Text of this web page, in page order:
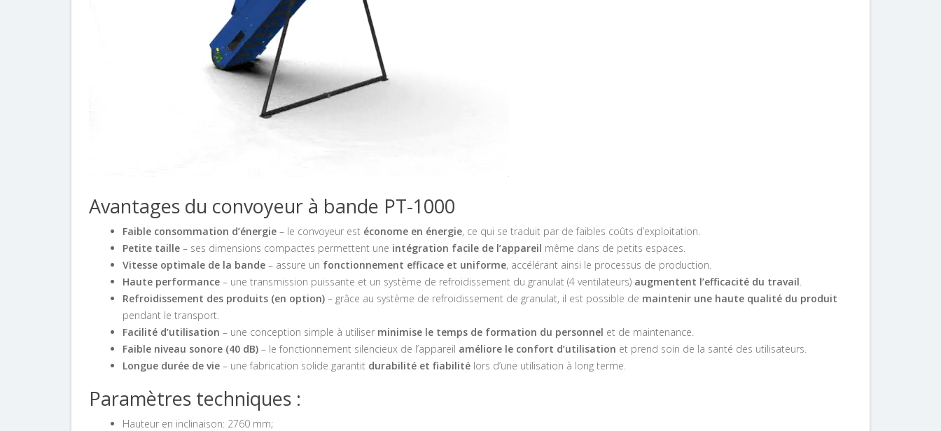
Avantages du convoyeur à bande PT-1000
Faible consommation d’énergie – le convoyeur est économe en énergie, ce qui se traduit par de faibles coûts d’exploitation.
Petite taille – ses dimensions compactes permettent une intégration facile de l’appareil même dans de petits espaces.
Vitesse optimale de la bande – assure un fonctionnement efficace et uniforme, accélérant ainsi le processus de production.
Haute performance – une transmission puissante et un système de refroidissement du granulat (4 ventilateurs) augmentent l’efficacité du travail.
Refroidissement des produits (en option) – grâce au système de refroidissement de granulat, il est possible de maintenir une haute qualité du produit
pendant le transport.
Facilité d’utilisation – une conception simple à utiliser minimise le temps de formation du personnel et de maintenance.
Faible niveau sonore (40 dB) – le fonctionnement silencieux de l’appareil améliore le confort d’utilisation et prend soin de la santé des utilisateurs.
Longue durée de vie – une fabrication solide garantit durabilité et fiabilité lors d’une utilisation à long terme.
Paramètres techniques :
Hauteur en inclinaison: 2760 mm;